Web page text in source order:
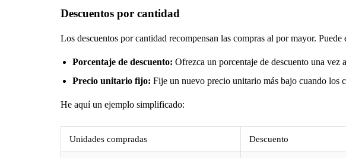
Descuentos por cantidad
Los descuentos por cantidad recompensan las compras al por mayor. Puede
Porcentaje de descuento: Ofrezca un porcentaje de descuento una vez
Precio unitario fijo: Fije un nuevo precio unitario más bajo cuando los
He aquí un ejemplo simplificado:
Unidades compradas Descuento